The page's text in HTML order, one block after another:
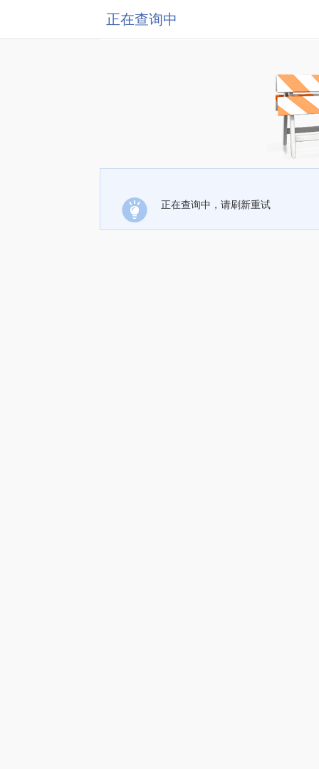
正在查询中
正在查询中，请刷新重试